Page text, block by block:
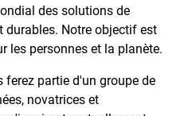
des solutions de
Notre objectif est
les personnes et la planète.
ferez partie d'un groupe de
novatrices et